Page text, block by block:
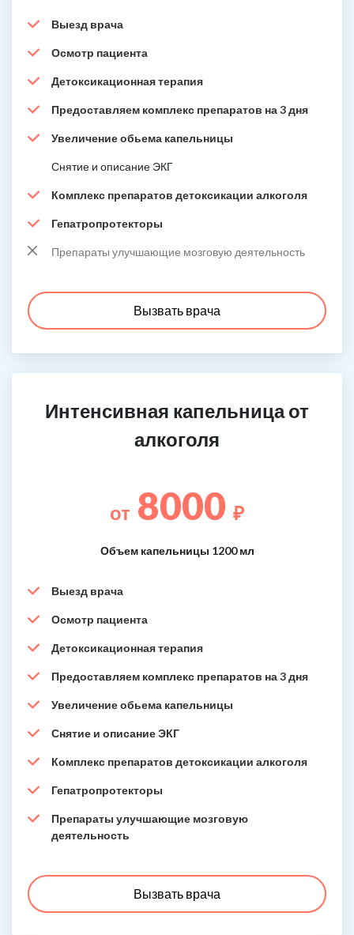
Выезд врача
Осмотр пациента
Детоксикационная терапия
Предоставляем комплекс препаратов на 3 дня
Увеличение обьема капельницы
Снятие и описание ЭКГ
Комплекс препаратов детоксикации алкоголя
Гепатропротекторы
Препараты улучшающие мозговую деятельность
Вызвать врача
Интенсивная капельница от
алкоголя
от 8000 ₽
Объем капельницы 1200 мл
Выезд врача
Осмотр пациента
Детоксикационная терапия
Предоставляем комплекс препаратов на 3 дня
Увеличение обьема капельницы
Снятие и описание ЭКГ
Комплекс препаратов детоксикации алкоголя
Гепатропротекторы
Препараты улучшающие мозговую
деятельность
Вызвать врача